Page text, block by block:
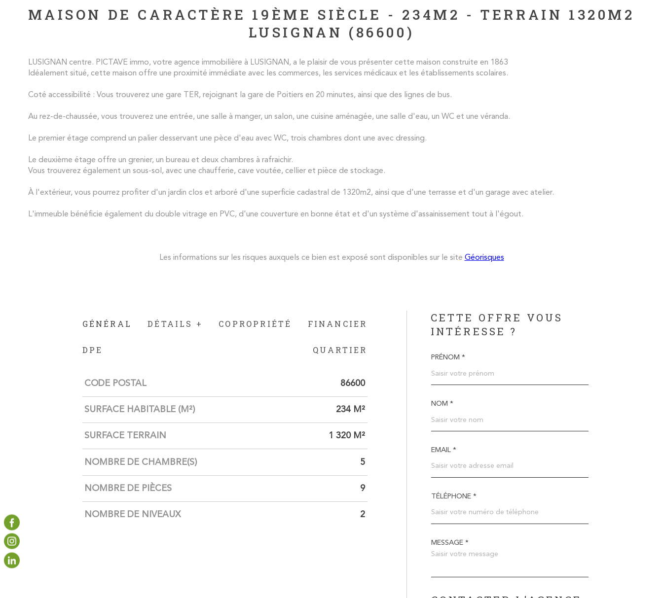
MAISON DE CARACTÈRE 19ÈME SIÈCLE - 234M2 - TERRAIN 1320M2
LUSIGNAN (86600)
LUSIGNAN centre. PICTAVE immo, votre agence immobilière à LUSIGNAN, a le plaisir de vous présenter cette maison construite en 1863
Idéalement situé, cette maison offre une proximité immédiate avec les commerces, les services médicaux et les établissements scolaires.
Coté accessibilité : Vous trouverez une gare TER, rejoignant la gare de Poitiers en 20 minutes, ainsi que des lignes de bus.
Au rez-de-chaussée, vous trouverez une entrée, une salle à manger, un salon, une cuisine aménagée, une salle d'eau, un WC et une véranda.
Le premier étage comprend un palier desservant une pèce d'eau avec WC, trois chambres dont une avec dressing.
Le deuxième étage offre un grenier, un bureau et deux chambres à rafraichir.
Vous trouverez également un sous-sol, avec une chaufferie, cave voutée, cellier et pièce de stockage.
À l'extérieur, vous pourrez profiter d'un jardin clos et arboré d'une superficie cadastral de 1320m2, ainsi que d'une terrasse et d'un garage avec atelier.
L'immeuble bénéficie également du double vitrage en PVC, d'une couverture en bonne état et d'un système d'assainissement tout à l'égout.
Les informations sur les risques auxquels ce bien est exposé sont disponibles sur le site Géorisques
GÉNÉRAL DÉTAILS + COPROPRIÉTÉ FINANCIER
DPE QUARTIER
Caractérisque Valeurs
CODE POSTAL 86600
SURFACE HABITABLE (M²) 234 M²
SURFACE TERRAIN 1 320 M²
NOMBRE DE CHAMBRE(S) 5
NOMBRE DE PIÈCES 9
NOMBRE DE NIVEAUX 2
CETTE OFFRE VOUS
INTÉRESSE ?
PRÉNOM *
NOM *
EMAIL *
TÉLÉPHONE *
MESSAGE *